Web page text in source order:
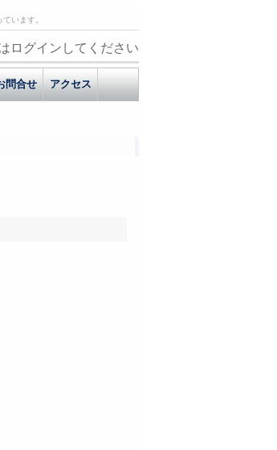
います。
ログインしてください
問合せ アクセス